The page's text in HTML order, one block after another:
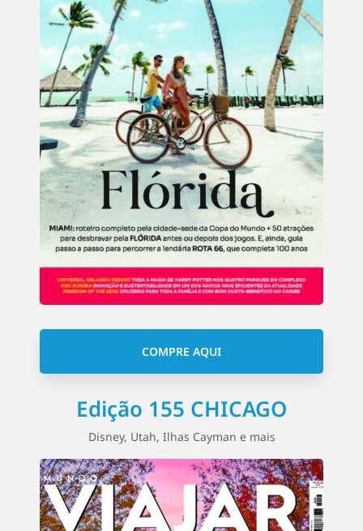
COMPRE AQUI
Edição 155 CHICAGO
Disney, Utah, Ilhas Cayman e mais